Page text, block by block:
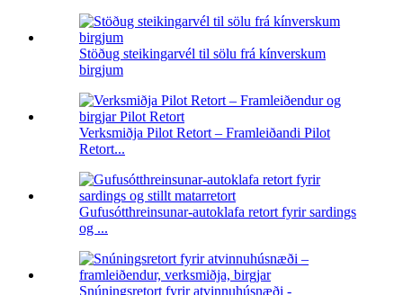
Stöðug steikingarvél til sölu frá kínverskum
birgjum
Verksmiðja Pilot Retort – Framleiðandi Pilot
Retort...
Gufusótthreinsunar-autoklafa retort fyrir sardings
og ...
Snúningsretort fyrir atvinnuhúsnæði -